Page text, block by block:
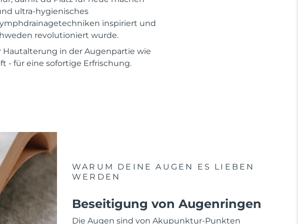
ultra-hygienisches
inspiriert und
revolutioniert wurde.
Hautalterung in der Augenpartie wie
- für eine sofortige Erfrischung.
WARUM DEINE AUGEN ES LIEBEN
WERDEN
Beseitigung von Augenringen
Die Augen sind von Akupunktur-Punkten